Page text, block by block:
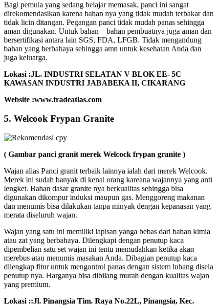
Bagi pemula yang sedang belajar memasak, panci ini sangat
direkomendasikan karena bahan nya yang tidak mudah terbakar dan
tidak licin ditangan. Pegangan panci tidak mudah panas sehingga
aman digunakan. Untuk bahan – bahan pembuatnya juga aman dan
bersertifikasi antara lain SGS, FDA, LFGB. Tidak mengandung
bahan yang berbahaya sehingga amn untuk kesehatan Anda dan
juga keluarga.
Lokasi :JL. INDUSTRI SELATAN V BLOK EE- 5C
KAWASAN INDUSTRI JABABEKA II, CIKARANG
Website :www.tradeatlas.com
5. Welcook Frypan Granite
( Gambar panci granit merek Welcock frypan granite )
Wajan alias Panci granit terbaik lainnya ialah dari merek Welcook.
Merek ini sudah banyak di kenal orang kareana wajannya yang anti
lengket. Bahan dasar granite nya berkualitas sehingga bisa
digunakan dikompur induksi maupun gas. Menggoreng makanan
dan menumis bisa dilakukan tanpa minyak dengan kepanasan yang
merata diseluruh wajan.
Wajan yang satu ini memiliki lapisan yanga bebas dari bahan kimia
atau zat yang berbahaya. Dilengkapi dengan penutup kaca
dipembelian satu set wajan ini tentu memudahkan ketika akan
merebus atau menumis masakan Anda. Dibagian penutup kaca
dilengkap fitur untuk mengontrol panas dengan sistem lubang disela
penutup nya. Harganya bisa dibilang murah dengan kualitas wajan
yang premium.
Lokasi ::Jl. Pinangsia Tim. Raya No.22L, Pinangsia, Kec.